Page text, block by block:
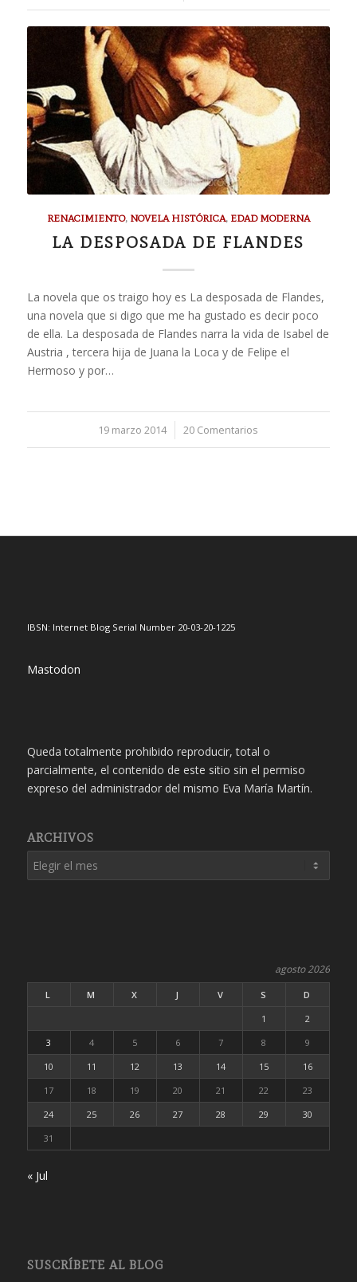
RENACIMIENTO, NOVELA HISTÓRICA, EDAD MODERNA
LA DESPOSADA DE FLANDES
La novela que os traigo hoy es La desposada de Flandes,
una novela que si digo que me ha gustado es decir poco
de ella. La desposada de Flandes narra la vida de Isabel de
Austria , tercera hija de Juana la Loca y de Felipe el
Hermoso y por…
19 marzo 2014
/ 20 Comentarios
IBSN: Internet Blog Serial Number 20-03-20-1225
Mastodon
Queda totalmente prohibido reproducir, total o
parcialmente, el contenido de este sitio sin el permiso
expreso del administrador del mismo Eva María Martín.
ARCHIVOS
agosto 2026
L M X J V S
D
1
2
3
4 5 6 7 8
9
10
11 12 13 14 15
16
17
18 19 20 21 22
23
24
25 26 27 28 29
30
31
« Jul
SUSCRÍBETE AL BLOG